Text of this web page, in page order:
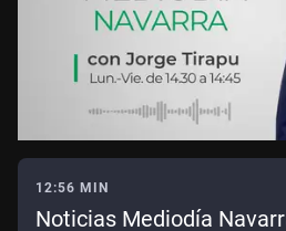
12:56 MIN
Noticias Mediodía